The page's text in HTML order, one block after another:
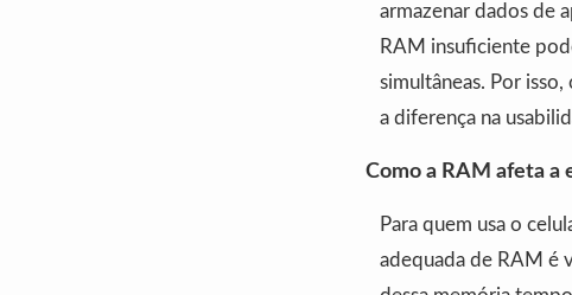
armazenar dados de
RAM insuficiente
simultâneas. Por isso,
a diferença na
Como a RAM afeta a
Para quem usa o
adequada de RAM é